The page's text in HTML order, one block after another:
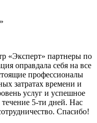
«Эксперт» партнеры по
оправдала себя на все
профессионалы
затратах времени и
услуг и успешное
5-ти дней. Нас
Спасибо!